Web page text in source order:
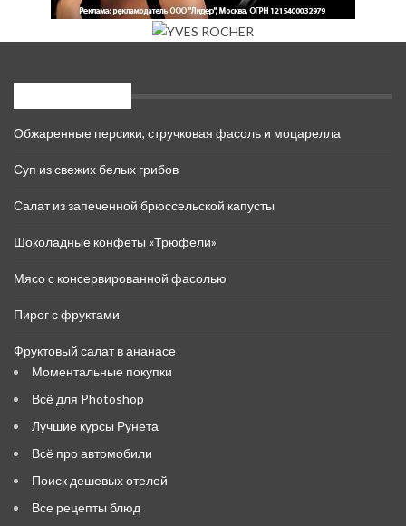
Обжаренные персики, стручковая фасоль и моцарелла
Суп из свежих белых грибов
Салат из запеченной брюссельской капусты
Шоколадные конфеты «Трюфели»
Мясо с консервированной фасолью
Пирог с фруктами
Фруктовый салат в ананасе
Моментальные покупки
Всё для Photoshop
Лучшие курсы Рунета
Всё про автомобили
Поиск дешевых отелей
Все рецепты блюд